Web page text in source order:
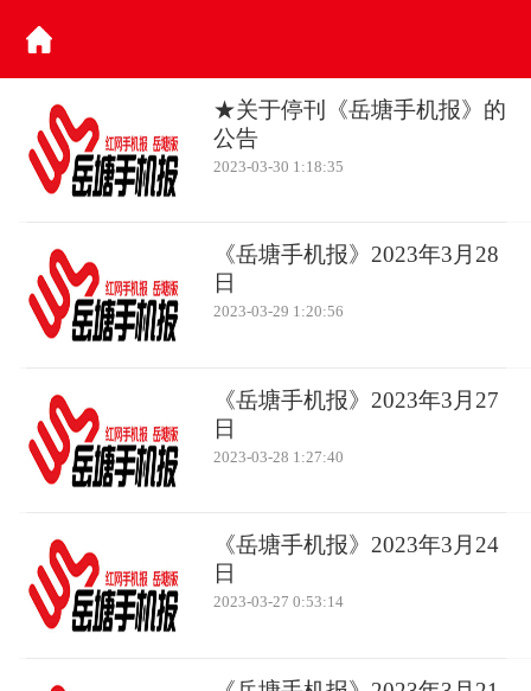
★关于停刊《岳塘手机报》的
公告
2023-03-30 1:18:35
《岳塘手机报》2023年3月28
日
2023-03-29 1:20:56
《岳塘手机报》2023年3月27
日
2023-03-28 1:27:40
《岳塘手机报》2023年3月24
日
2023-03-27 0:53:14